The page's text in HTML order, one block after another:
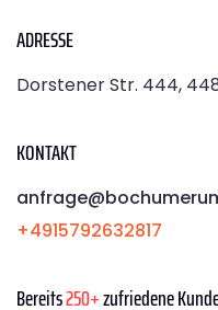
ADRESSE
Dorstener Str. 444,
KONTAKT
+4915792632817
Bereits250+zufriedene